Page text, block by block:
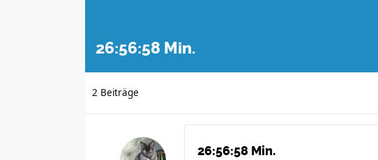
26:56:58 Min.
2 Beiträge
26:56:58 Min.